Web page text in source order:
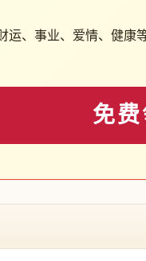
运、事业、爱情、健康
免